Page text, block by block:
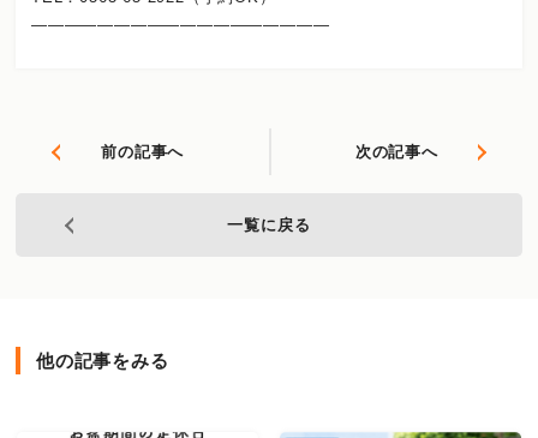
――――――――――――――――――
前の記事へ 次の記事へ
一覧に戻る
他の記事をみる